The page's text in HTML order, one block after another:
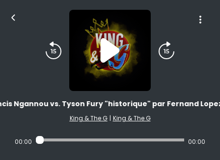
Ngannou vs. Tyson Fury "historique" par Fernand
King & The G | King & The G
00:00 00:00